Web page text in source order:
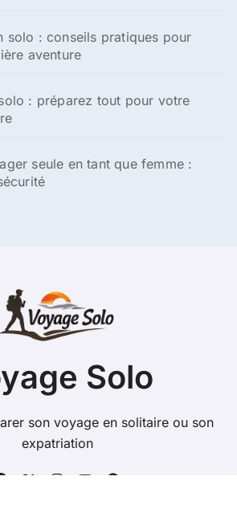
solo : conseils pratiques pour
aventure
: préparez tout pour votre
seule en tant que femme :
Solo
son voyage en solitaire ou son
expatriation